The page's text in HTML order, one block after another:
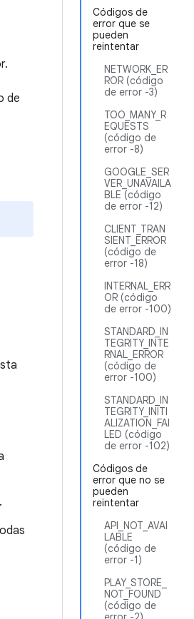
Códigos de
error que se
pueden
reintentar
NETWORK_ER
ROR (código
de error -3)
TOO_MANY_R
EQUESTS
(código de
error -8)
GOOGLE_SER
VER_UNAVAILA
BLE (código
de error -12)
CLIENT_TRAN
SIENT_ERROR
(código de
error -18)
INTERNAL_ERR
OR (código
de error -100)
STANDARD_IN
TEGRITY_INTE
RNAL_ERROR
(código de
error -100)
STANDARD_IN
TEGRITY_INITI
ALIZATION_FAI
LED (código
de error -102)
Códigos de
error que no se
pueden
reintentar
API_NOT_AVAI
LABLE
(código de
error -1)
PLAY_STORE_
NOT_FOUND
(código de
de